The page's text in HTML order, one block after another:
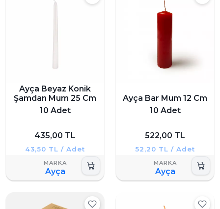
Ayça Beyaz Konik
Şamdan Mum 25 Cm
10 Adet
435,00 TL
43,50 TL / Adet
Ayça
Ayça Bar Mum 12 Cm
10 Adet
522,00 TL
52,20 TL / Adet
Ayça